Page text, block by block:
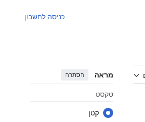
כניסה לחשבון
מראה הסתרה
טקסט
קטן